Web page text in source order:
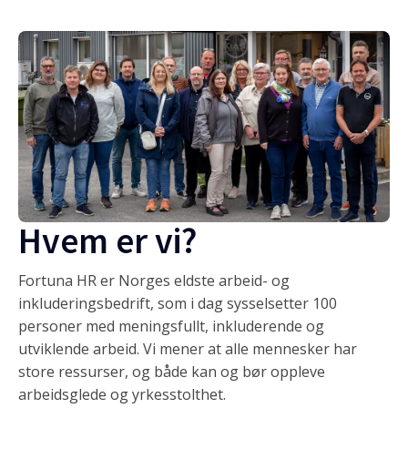
Hvem er vi?
Fortuna HR er Norges eldste arbeid- og
inkluderingsbedrift, som i dag sysselsetter 100
personer med meningsfullt, inkluderende og
utviklende arbeid. Vi mener at alle mennesker har
store ressurser, og både kan og bør oppleve
arbeidsglede og yrkesstolthet.